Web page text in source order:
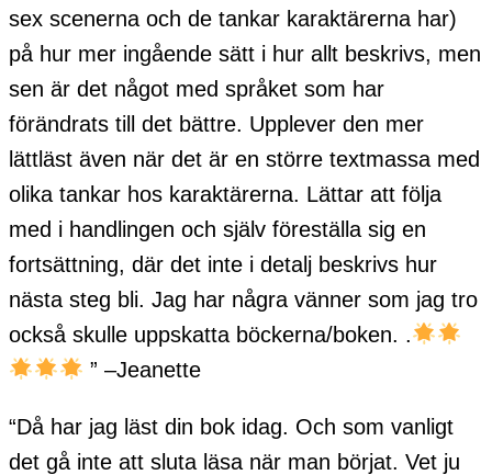
sex scenerna och de tankar karaktärerna har)
på hur mer ingående sätt i hur allt beskrivs, men
sen är det något med språket som har
förändrats till det bättre. Upplever den mer
lättläst även när det är en större textmassa med
olika tankar hos karaktärerna. Lättar att följa
med i handlingen och själv föreställa sig en
fortsättning, där det inte i detalj beskrivs hur
nästa steg bli. Jag har några vänner som jag tro
också skulle uppskatta böckerna/boken. .
” –Jeanette
“Då har jag läst din bok idag. Och som vanligt
det gå inte att sluta läsa när man börjat. Vet ju